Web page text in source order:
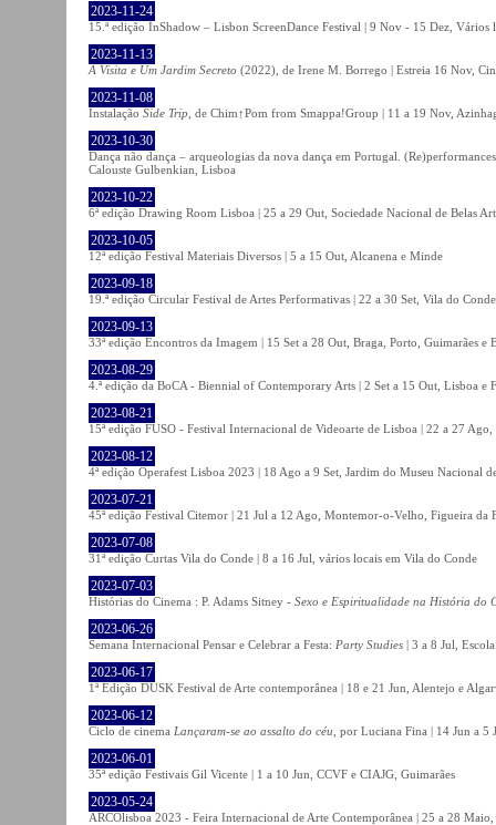
2023-11-24
15.ª edição InShadow – Lisbon ScreenDance Festival | 9 Nov - 15 Dez, Vários
2023-11-13
A Visita e Um Jardim Secreto (2022), de Irene M. Borrego | Estreia 16 Nov,
2023-11-08
Instalação Side Trip , de Chim↑Pom from Smappa!Group | 11 a 19 Nov,
2023-10-30
Dança não dança – arqueologias da nova dança em Portugal.
Calouste Gulbenkian, Lisboa
2023-10-22
6ª edição Drawing Room Lisboa | 25 a 29 Out, Sociedade Nacional de Belas
2023-10-05
12ª edição Festival Materiais Diversos | 5 a 15 Out, Alcanena e Minde
2023-09-18
19.ª edição Circular Festival de Artes Performativas | 22 a 30 Set, Vila do Conde
2023-09-13
33ª edição Encontros da Imagem | 15 Set a 28 Out, Braga, Porto, Guimarães e
2023-08-29
4.ª edição da BoCA - Biennial of Contemporary Arts | 2 Set a 15 Out, Lisboa e
2023-08-21
15ª edição FUSO - Festival Internacional de Videoarte de Lisboa | 22 a 27
2023-08-12
4ª edição Operafest Lisboa 2023 | 18 Ago a 9 Set, Jardim do Museu Nacional
2023-07-21
45ª edição Festival Citemor | 21 Jul a 12 Ago, Montemor-o-Velho, Figueira da
2023-07-08
31ª edição Curtas Vila do Conde | 8 a 16 Jul, vários locais em Vila do Conde
2023-07-03
Histórias do Cinema : P. Adams Sitney - Sexo e Espiritualidade na História do
2023-06-26
Semana Internacional Pensar e Celebrar a Festa: Party Studies | 3 a 8 Jul,
2023-06-17
1ª Edição DUSK Festival de Arte contemporânea | 18 e 21 Jun, Alentejo e
2023-06-12
Ciclo de cinema Lançaram-se ao assalto do céu , por Luciana Fina | 14 Jun a 5
2023-06-01
35ª edição Festivais Gil Vicente | 1 a 10 Jun, CCVF e CIAJG, Guimarães
2023-05-24
ARCOlisboa 2023 - Feira Internacional de Arte Contemporânea | 25 a 28